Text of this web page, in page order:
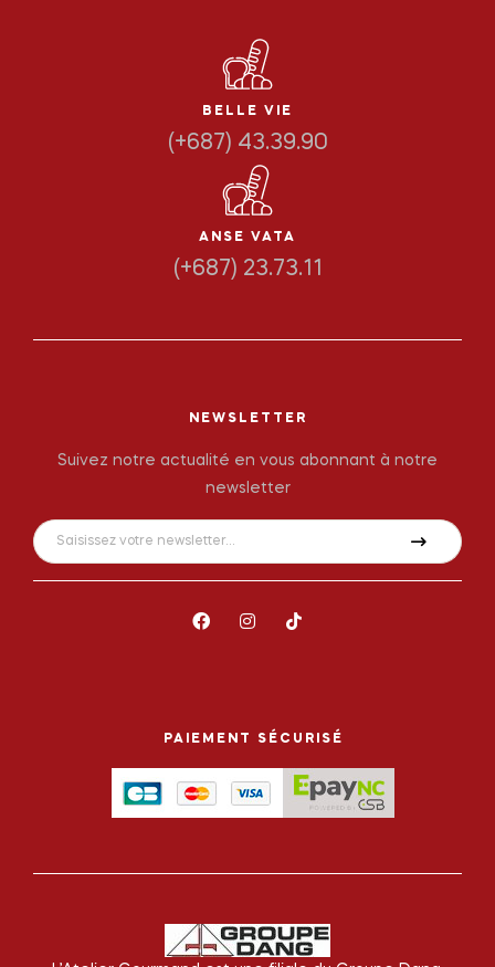
BELLE VIE
(+687) 43.39.90
ANSE VATA
(+687) 23.73.11
NEWSLETTER
Suivez notre actualité en vous abonnant à notre
newsletter
PAIEMENT SÉCURISÉ